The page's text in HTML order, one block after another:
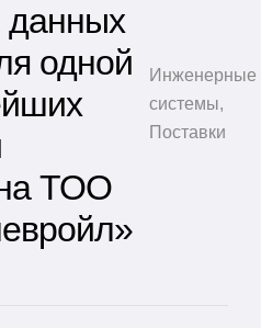
данных
одной
ТОО
Инженерные
системы,
Поставки